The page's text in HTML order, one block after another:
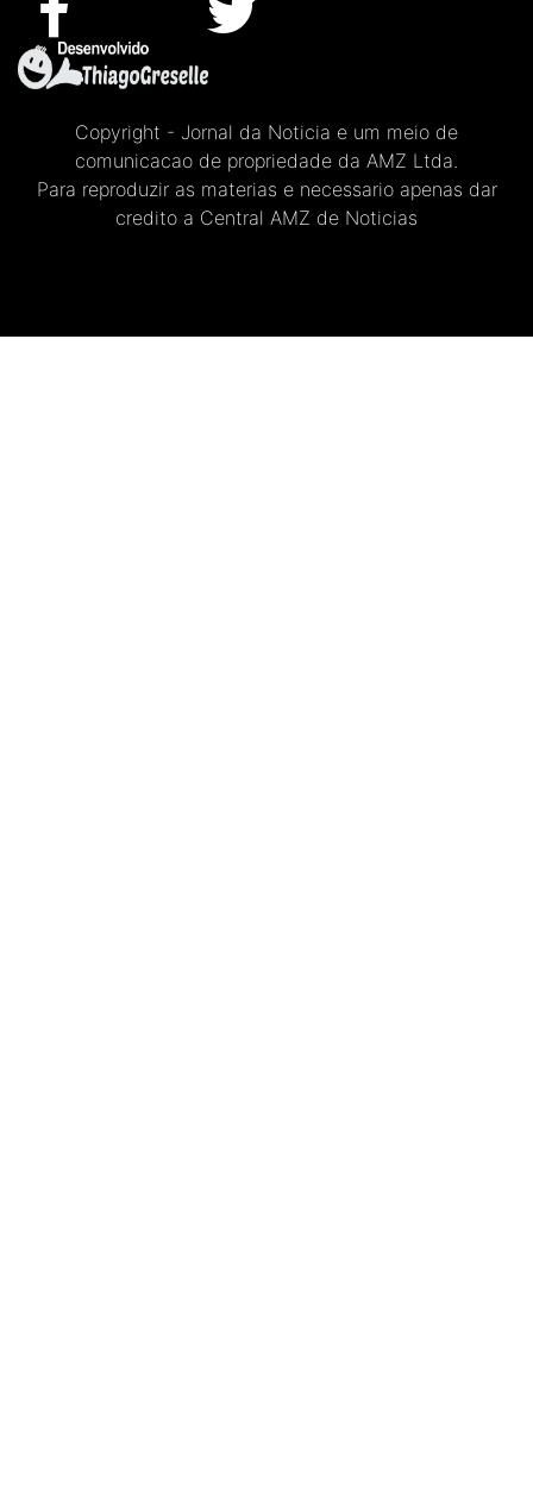
Copyright - Jornal da Noticia e um meio de
comunicacao de propriedade da AMZ Ltda.
Para reproduzir as materias e necessario apenas dar
credito a Central AMZ de Noticias